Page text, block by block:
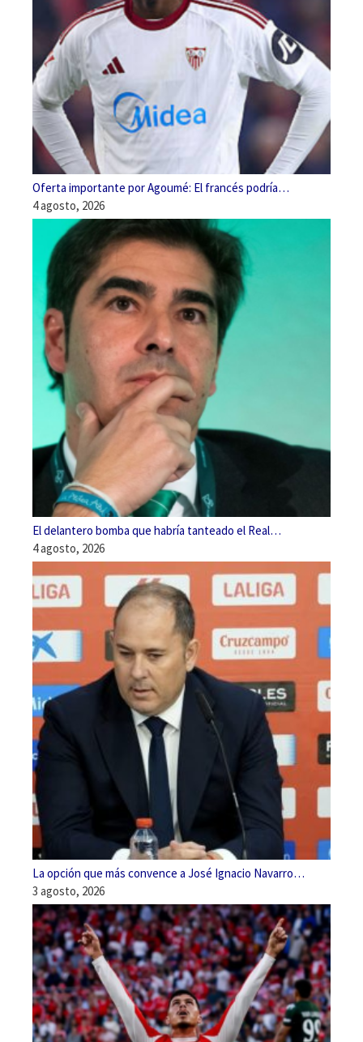
Oferta importante por Agoumé: El francés podría…
4 agosto, 2026
El delantero bomba que habría tanteado el Real…
4 agosto, 2026
La opción que más convence a José Ignacio Navarro…
3 agosto, 2026